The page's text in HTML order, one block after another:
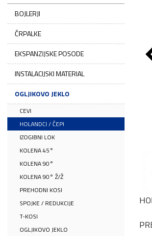
BOJLERJI
ČRPALKE
EKSPANZIJSKE POSODE
INSTALACIJSKI MATERIAL
OGLJIKOVO JEKLO
CEVI
HOLANDCI / ČEPI
IZOGIBNI LOK
KOLENA 45°
KOLENA 90°
KOLENA 90° Ž/Ž
PREHODNI KOSI
SPOJKE / REDUKCIJE
T-KOSI
OGLJIKOVO JEKLO